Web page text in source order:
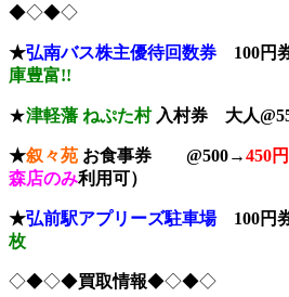
◆◇◆◇
★弘南バス株主優待回数券 100円
庫豊富!!
★津軽藩 ねぷた村 入村券 大人
★叙々苑 お食事券 @500→450
森店のみ利用可）
★弘前駅アプリーズ駐車場 100円
枚
◇◆◇◆買取情報◆◇◆◇